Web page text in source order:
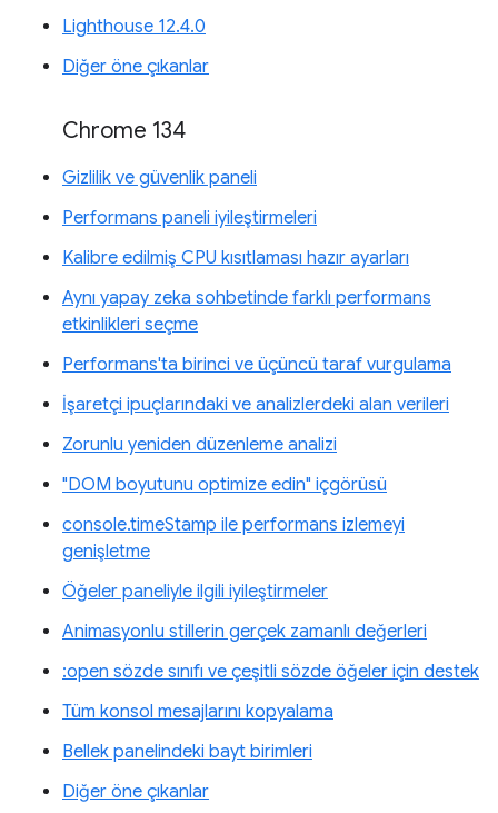
Lighthouse 12.4.0
Diğer öne çıkanlar
Chrome 134
Gizlilik ve güvenlik paneli
Performans paneli iyileştirmeleri
Kalibre edilmiş CPU kısıtlaması hazır ayarları
Aynı yapay zeka sohbetinde farklı performans
etkinlikleri seçme
Performans'ta birinci ve üçüncü taraf vurgulama
İşaretçi ipuçlarındaki ve analizlerdeki alan verileri
Zorunlu yeniden düzenleme analizi
"DOM boyutunu optimize edin" içgörüsü
console.timeStamp ile performans izlemeyi
genişletme
Öğeler paneliyle ilgili iyileştirmeler
Animasyonlu stillerin gerçek zamanlı değerleri
:open sözde sınıfı ve çeşitli sözde öğeler için destek
Tüm konsol mesajlarını kopyalama
Bellek panelindeki bayt birimleri
Diğer öne çıkanlar